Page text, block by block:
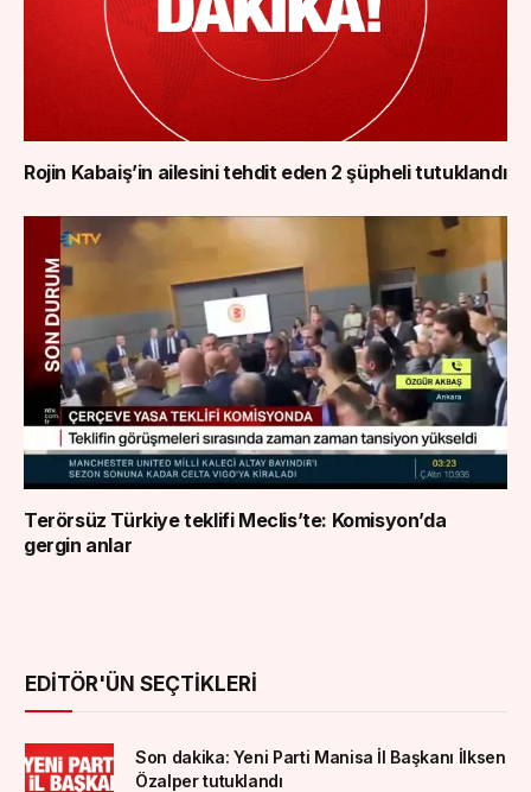
Rojin Kabaiş’in ailesini tehdit eden 2 şüpheli tutuklandı
Terörsüz Türkiye teklifi Meclis’te: Komisyon’da
gergin anlar
EDITÖR'ÜN SEÇTIKLERI
Son dakika: Yeni Parti Manisa İl Başkanı İlksen
Özalper tutuklandı